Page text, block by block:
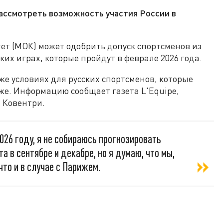
возможность участия России в
(МОК) может одобрить допуск спортсменов из
играх, которые пройдут в феврале 2026 года.
условиях для русских спортсменов, которые
Информацию сообщает газета L'Equipe,
году, я не собираюсь прогнозировать
в сентябре и декабре, но я думаю, что мы,
и в случае с Парижем.